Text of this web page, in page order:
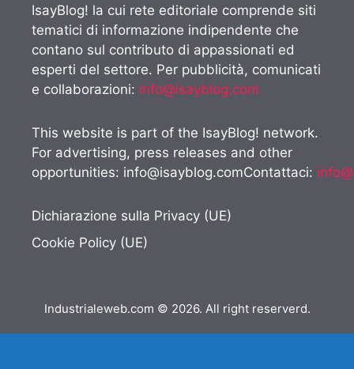
IsayBlog! la cui rete editoriale comprende siti
tematici di informazione indipendente che
contano sul contributo di appassionati ed
esperti del settore. Per pubblicità, comunicati
e collaborazioni: info@isayblog.com
This website is part of the IsayBlog! network.
For advertising, press releases and other
opportunities: info@isayblog.comContattaci:
Dichiarazione sulla Privacy (UE)
Cookie Policy (UE)
Industrialeweb.com © 2026. All right reserverd.